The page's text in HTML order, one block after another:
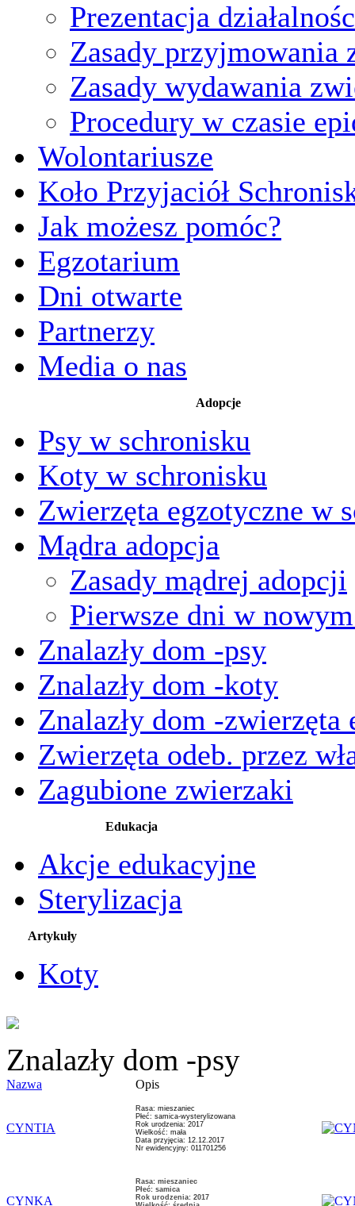
Prezentacja
Zasady przyjmowania
Zasady wydawania
Procedury w czasie
Wolontariusze
Koło Przyjaciół
Jak możesz pomóc?
Egzotarium
Dni otwarte
Partnerzy
Media o nas
Adopcje
Psy w schronisku
Koty w schronisku
Zwierzęta egzotyczne w
Mądra adopcja
Zasady mądrej adopcji
Pierwsze dni w
Znalazły dom -psy
Znalazły dom -koty
Znalazły dom -zwierzęta
Zwierzęta odeb. przez
Zagubione zwierzaki
Edukacja
Akcje edukacyjne
Sterylizacja
Artykuły
Koty
Znalazły dom -psy
Nazwa Opis
CYNTIA
Rasa: mieszaniec
Płeć: samica-wysterylizowana
Rok urodzenia: 2017
Wielkość: mała
Data przyjęcia: 12.12.2017
Nr ewidencyjny: 011701256
CYNKA
Rasa: mieszaniec
Płeć: samica
Rok urodzenia: 2017